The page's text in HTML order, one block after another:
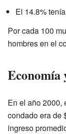
El 14.8%
Por cada 100
hombres en el
Economía
En el año 2000,
condado era de
ingreso